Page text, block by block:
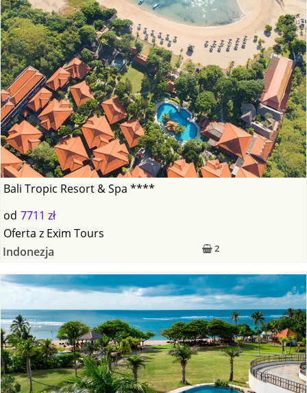
Bali Tropic Resort & Spa ****
od 7711 zł
2
Oferta z Exim Tours
Indonezja